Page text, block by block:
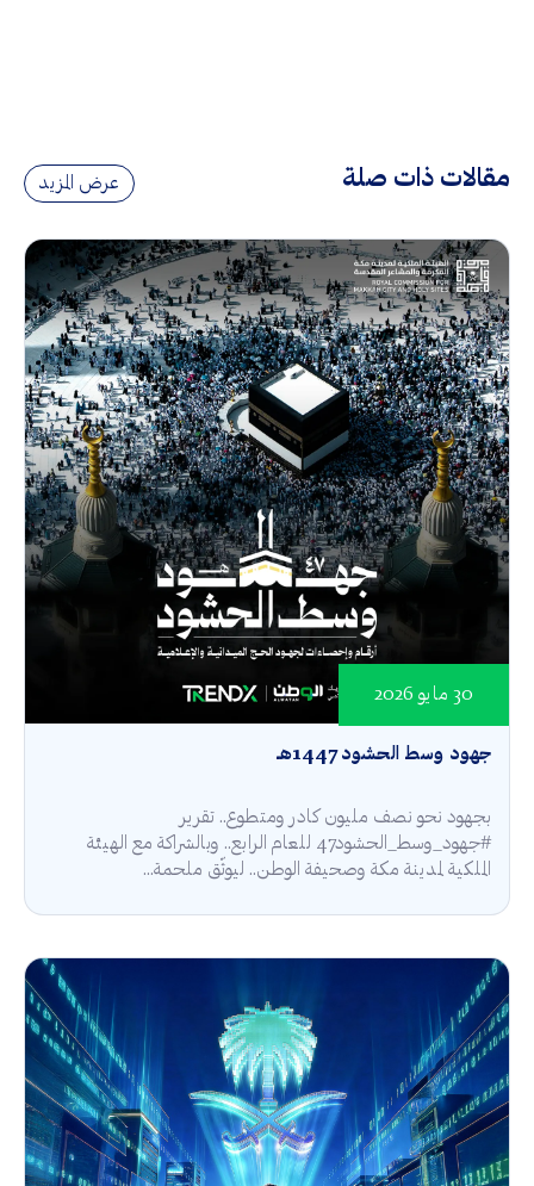
مقالات ذات صلة عرض المزيد
جهود وسط الحشود 1447هـ
30 مايو 2026
بجهود نحو نصف مليون كادر ومتطوع.. تقرير
#جهود_وسط_الحشود47 للعام الرابع.. وبالشراكة مع الهيئة
الملكية لمدينة مكة وصحيفة الوطن.. ليوثّق ملحمة...